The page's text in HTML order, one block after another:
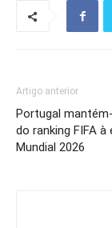
Artigo anterior
Portugal
do ranking FIFA à
Mundial 2026